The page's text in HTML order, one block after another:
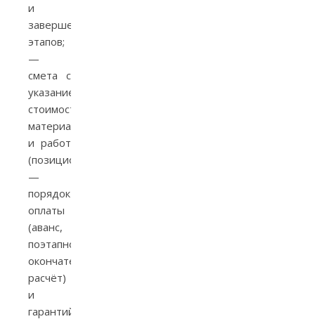
и
завершения
этапов;
—
смета с
указанием
стоимости
материалов
и работ
(позиционно);
—
порядок
оплаты
(аванс,
поэтапно,
окончательный
расчёт)
и
гарантийные